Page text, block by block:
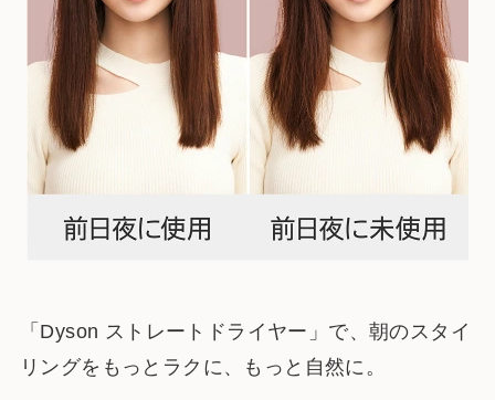
「Dyson ストレートドライヤー」で、朝のスタイ
リングをもっとラクに、もっと自然に。